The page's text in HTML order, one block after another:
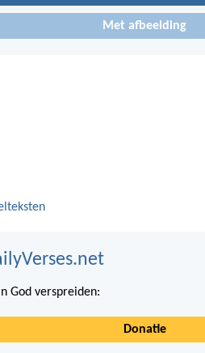
Met afbeelding
God verspreiden:
Donatie